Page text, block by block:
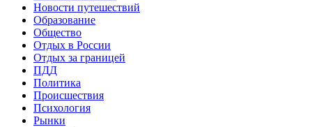
Новости путешествий
Образование
Общество
Отдых в России
Отдых за границей
ПДД
Политика
Происшествия
Психология
Рынки